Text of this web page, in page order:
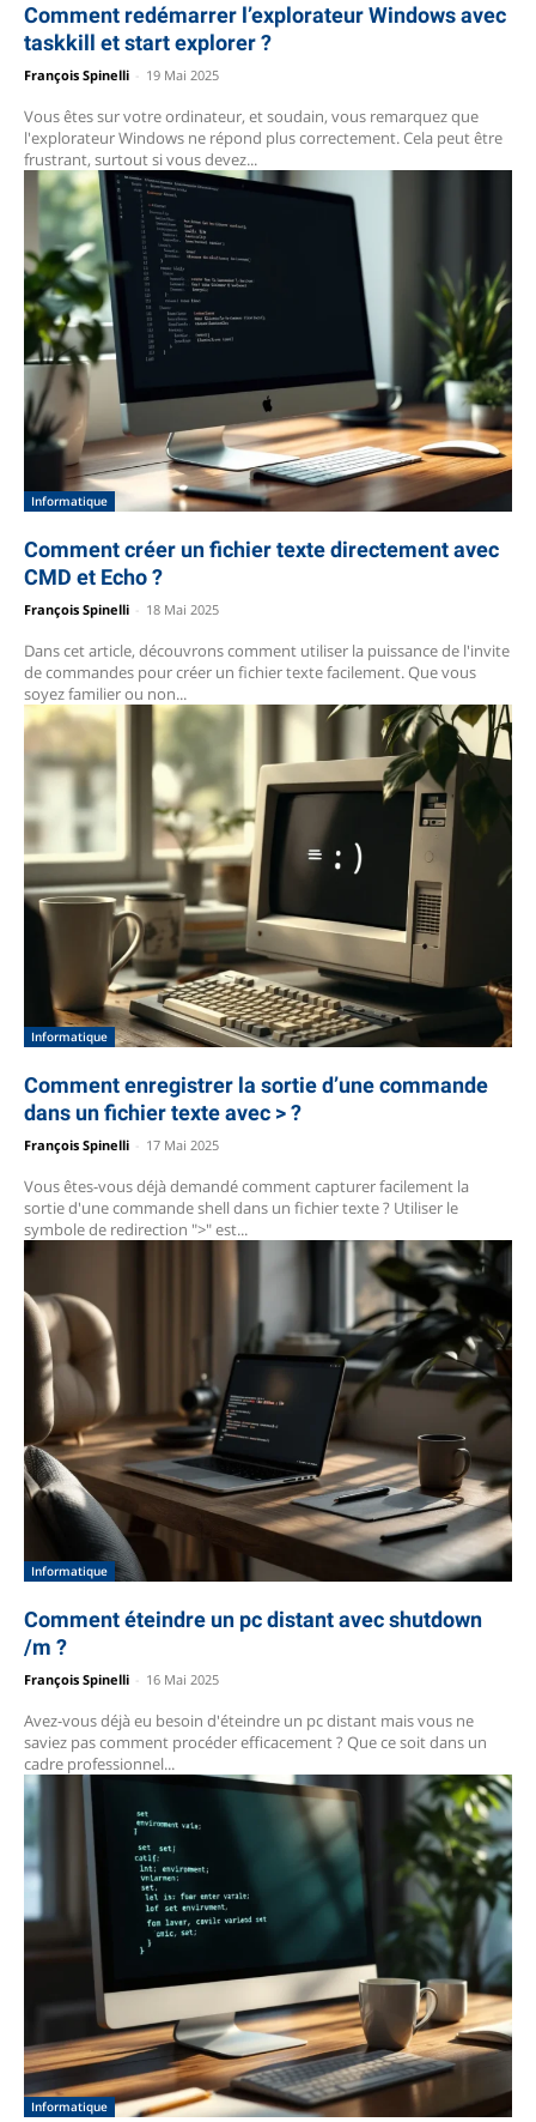
Comment redémarrer l’explorateur Windows avec
taskkill et start explorer ?
François Spinelli 19 Mai 2025
Vous êtes sur votre ordinateur, et soudain, vous remarquez que
l'explorateur Windows ne répond plus correctement. Cela peut être
frustrant, surtout si vous devez...
Informatique
Comment créer un fichier texte directement avec
CMD et Echo ?
François Spinelli 18 Mai 2025
Dans cet article, découvrons comment utiliser la puissance de l'invite
de commandes pour créer un fichier texte facilement. Que vous
soyez familier ou non...
Informatique
Comment enregistrer la sortie d’une commande
dans un fichier texte avec > ?
François Spinelli 17 Mai 2025
Vous êtes-vous déjà demandé comment capturer facilement la
sortie d'une commande shell dans un fichier texte ? Utiliser le
symbole de redirection ">" est...
Informatique
Comment éteindre un pc distant avec shutdown
/m ?
François Spinelli 16 Mai 2025
Avez-vous déjà eu besoin d'éteindre un pc distant mais vous ne
saviez pas comment procéder efficacement ? Que ce soit dans un
cadre professionnel...
Informatique